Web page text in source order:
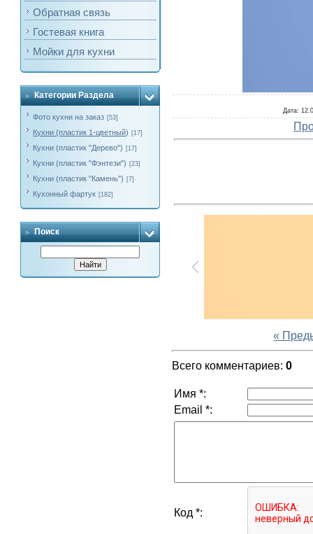
Обратная связь
Гостевая книга
Мойки для кухни
Категории Раздела
Фото кухни на заказ [53]
Кухни (пластик 1-цветный) [17]
Кухни (пластик "Дерево") [17]
Кухни (пластик "Фэнтези") [23]
Кухни (пластик "Камень") [7]
Кухонный фартук [182]
Поиск
Дата:
«
Всего комментариев:0
Имя *:
Email *:
Код *: